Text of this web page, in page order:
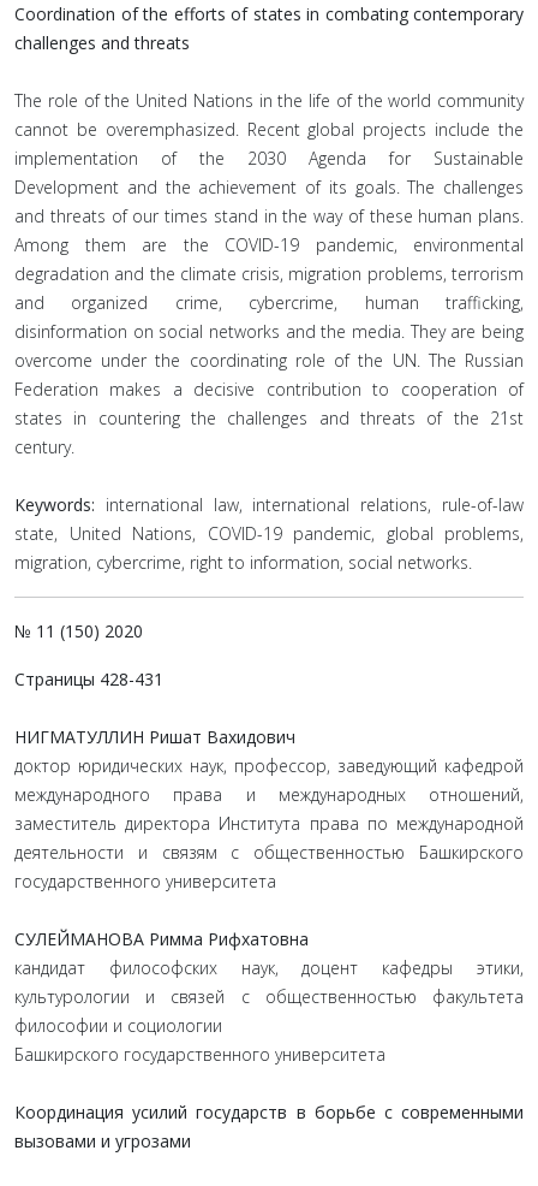
Coordination of the efforts of states in combating contemporary
challenges and threats
The role of the United Nations in the life of the world community
cannot be overemphasized. Recent global projects include the
implementation of the 2030 Agenda for Sustainable
Development and the achievement of its goals. The challenges
and threats of our times stand in the way of these human plans.
Among them are the COVID-19 pandemic, environmental
degradation and the climate crisis, migration problems, terrorism
and organized crime, cybercrime, human trafficking,
disinformation on social networks and the media. They are being
overcome under the coordinating role of the UN. The Russian
Federation makes a decisive contribution to cooperation of
states in countering the challenges and threats of the 21st
century.
Keywords: international law, international relations, rule-of-law
state, United Nations, COVID-19 pandemic, global problems,
migration, cybercrime, right to information, social networks.
№ 11 (150) 2020
Страницы 428-431
НИГМАТУЛЛИН Ришат Вахидович
доктор юридических наук, профессор, заведующий кафедрой
международного права и международных отношений,
заместитель директора Института права по международной
деятельности и связям с общественностью Башкирского
государственного университета
СУЛЕЙМАНОВА Римма Рифхатовна
кандидат философских наук, доцент кафедры этики,
культурологии и связей с общественностью факультета
философии и социологии
Башкирского государственного университета
Координация усилий государств в борьбе с современными
вызовами и угрозами